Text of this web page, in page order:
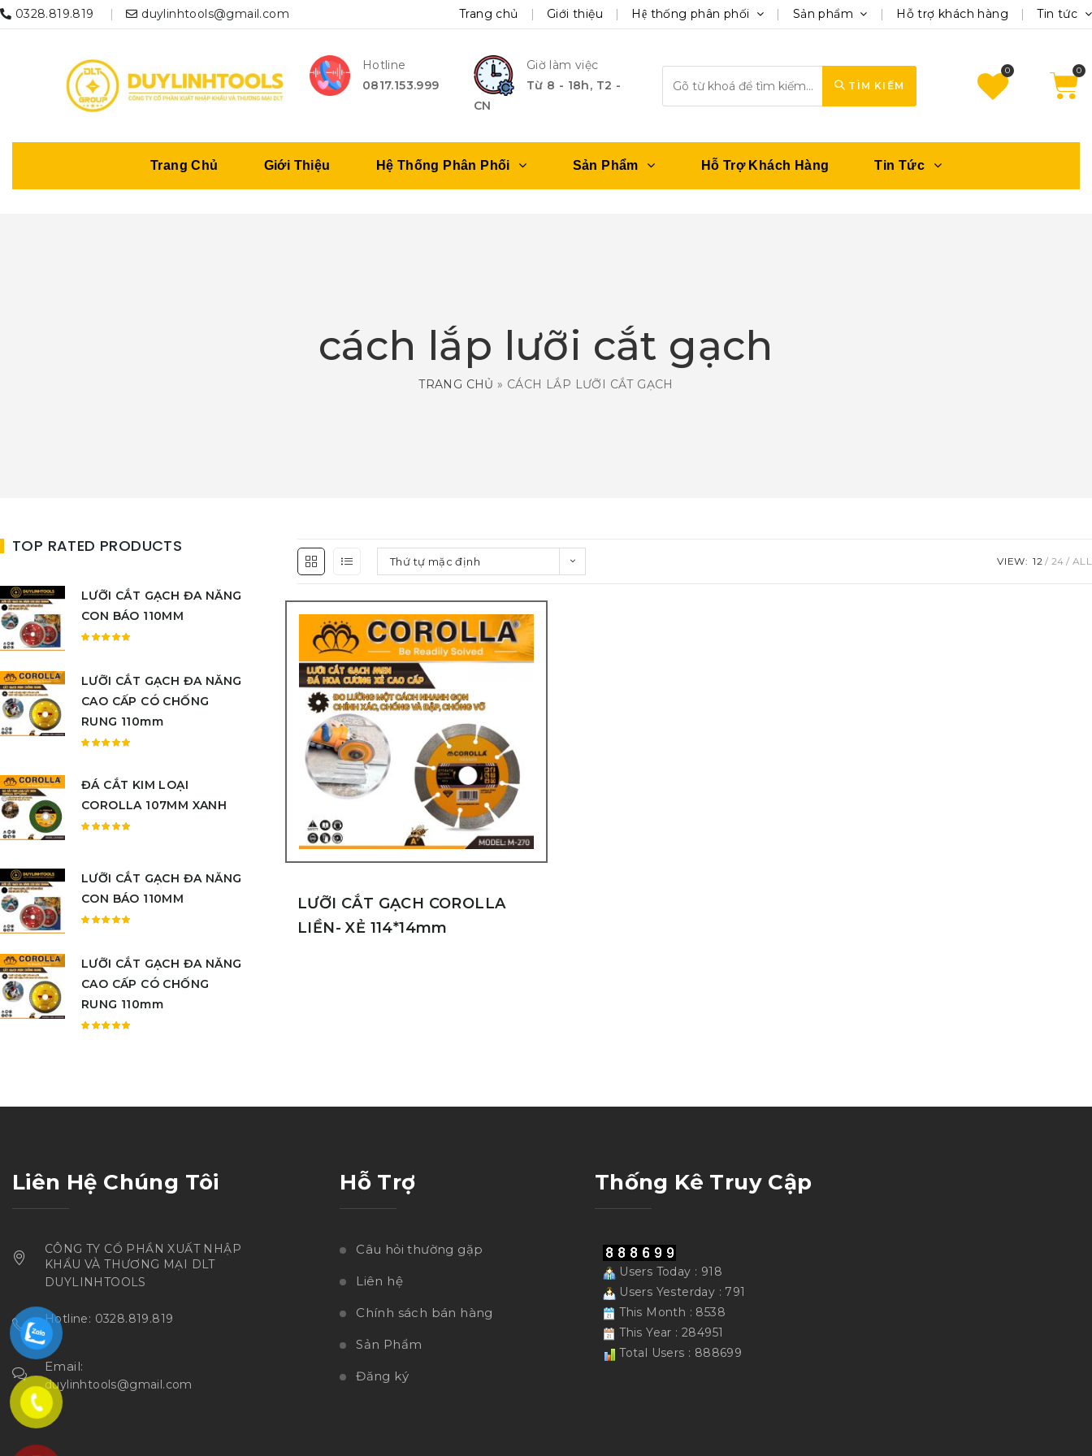
Trang chủ Giới thiệu Hệ thống phân phối Sản phẩm Hỗ trợ khách hàng Tin tức
0328.819.819 duylinhtools@gmail.com
Hotline
0817.153.999
Giờ làm việc
Từ 8 - 18h, T2 -
CN
TÌM KIẾM
0
Trang Chủ Giới Thiệu Hệ Thống Phân Phối Sản Phẩm Hỗ Trợ Khách Hàng Tin Tức
cách lắp lưỡi cắt gạch
TRANG CHỦ » CÁCH LẮP LƯỠI CẮT GẠCH
Thứ tự mặc định VIEW: 12 24 ALL
LƯỠI CẮT GẠCH COROLLA
LIỀN- XẺ 114*14mm
TOP RATED PRODUCTS
LƯỠI CẮT GẠCH ĐA NĂNG
CON BÁO 110MM
hạng
LƯỠI CẮT GẠCH ĐA NĂNG
CAO CẤP CÓ CHỐNG
RUNG 110mm
hạng
5.005
ĐÁ CẮT KIM LOẠI
COROLLA 107MM XANH
5.00 5
sao
LƯỠI CẮT GẠCH ĐA NĂNG
CON BÁO 110MM
hạng
LƯỠI CẮT GẠCH ĐA NĂNG
CAO CẤP CÓ CHỐNG
RUNG 110mm
Liên Hệ Chúng Tôi
CÔNG TY CỔ PHẦN XUẤT NHẬP
KHẨU VÀ THƯƠNG MẠI DLT
DUYLINHTOOLS
Hotline: 0328.819.819
Email:
duylinhtools@gmail.com
Hỗ Trợ
Câu hỏi thường gặp
Liên hệ
Chính sách bán hàng
Sản Phẩm
Đăng ký
Thống Kê Truy Cập
Users Today : 918
Users Yesterday : 791
This Month : 8538
This Year : 284951
Total Users : 888699